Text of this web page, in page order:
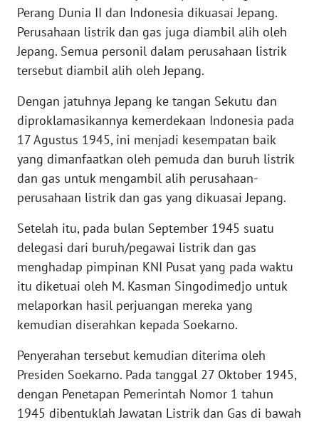
Perang Dunia II dan Indonesia dikuasai Jepang.
Perusahaan listrik dan gas juga diambil alih oleh
Jepang. Semua personil dalam perusahaan listrik
tersebut diambil alih oleh Jepang.
Dengan jatuhnya Jepang ke tangan Sekutu dan
diproklamasikannya kemerdekaan Indonesia pada
17 Agustus 1945, ini menjadi kesempatan baik
yang dimanfaatkan oleh pemuda dan buruh listrik
dan gas untuk mengambil alih perusahaan-
perusahaan listrik dan gas yang dikuasai Jepang.
Setelah itu, pada bulan September 1945 suatu
delegasi dari buruh/pegawai listrik dan gas
menghadap pimpinan KNI Pusat yang pada waktu
itu diketuai oleh M. Kasman Singodimedjo untuk
melaporkan hasil perjuangan mereka yang
kemudian diserahkan kepada Soekarno.
Penyerahan tersebut kemudian diterima oleh
Presiden Soekarno. Pada tanggal 27 Oktober 1945,
dengan Penetapan Pemerintah Nomor 1 tahun
1945 dibentuklah Jawatan Listrik dan Gas di bawah
WN
LAMPUNG
WN
WN
NUSANTARA
WN
JOGJA
WN
WN
BALI
WN
WN
KALTENG